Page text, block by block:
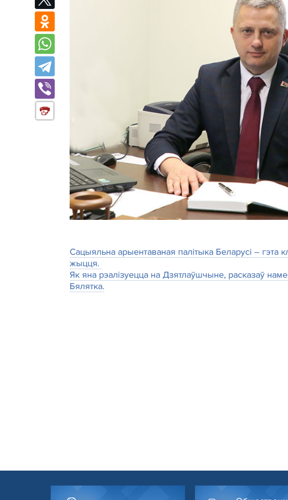
Сацыяльна арыентаваная палітыка Беларусі – гэта
жыцця.
Як яна рэалізуецца на Дзятлаўшчыне, расказаў
Бялятка.